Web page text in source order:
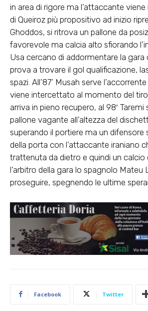
in area di rigore ma l’attaccante
di Queiroz più propositivo ad inizio
Ghoddos, si ritrova un pallone da
favorevole ma calcia alto sfiorando
Usa cercano di addormentare la gara
prova a trovare il gol qualificazione,
spazi. All’87’ Musah serve
viene intercettato al momento del
arriva in pieno recupero, al 98′
pallone vagante all’altezza del
superando il portiere ma un difensore
della porta con l’attaccante iraniano
trattenuta da dietro e quindi un calcio
l’arbitro della gara lo spagnolo Mateu
proseguire, spegnendo le ultime
Facebook Twitter